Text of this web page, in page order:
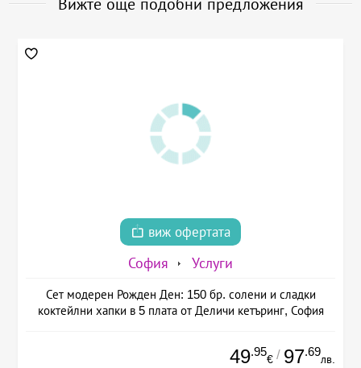
Вижте още подобни предложения
виж офертата
София Услуги
Сет модерен Рожден Ден: 150 бр. солени и сладки
коктейлни хапки в 5 плата от Деличи кетъринг, София
49.95
€ / 97.69
лв.